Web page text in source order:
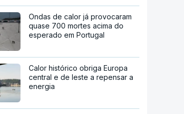
Ondas de calor já provocaram
quase 700 mortes acima do
esperado em Portugal
Calor histórico obriga Europa
central e de leste a repensar a
energia